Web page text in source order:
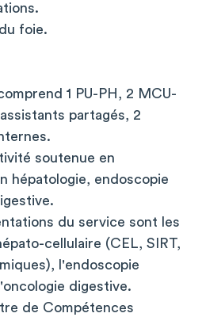
foie.
1 PU-PH, 2 MCU-
partagés, 2
soutenue en
hépatologie, endoscopie
du service sont les
cellulaire (CEL, SIRT,
l'endoscopie
digestive.
de Compétences